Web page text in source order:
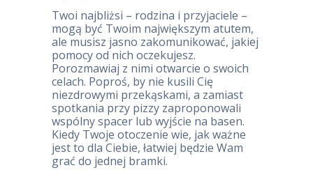
Twoi najbliżsi – rodzina i przyjaciele –
mogą być Twoim największym atutem,
ale musisz jasno zakomunikować, jakiej
pomocy od nich oczekujesz.
Porozmawiaj z nimi otwarcie o swoich
celach. Poproś, by nie kusili Cię
niezdrowymi przekąskami, a zamiast
spotkania przy pizzy zaproponowali
wspólny spacer lub wyjście na basen.
Kiedy Twoje otoczenie wie, jak ważne
jest to dla Ciebie, łatwiej będzie Wam
grać do jednej bramki.